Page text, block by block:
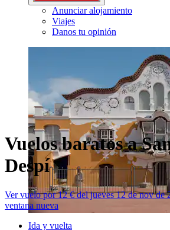
Anunciar alojamiento
Viajes
Danos tu opinión
Vuelos baratos a
Despí
Ver vuelo por 12 € del jueves 12 de nov de
ventana nueva
Ida y vuelta